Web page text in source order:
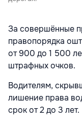
За совершённые
правопорядка
от 900 до 1 500
штрафных очков.
Водителям,
лишение права
срок от 2 до 3 лет.